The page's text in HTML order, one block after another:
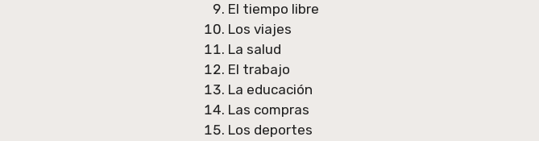
El tiempo libre
Los viajes
La salud
El trabajo
La educación
Las compras
Los deportes